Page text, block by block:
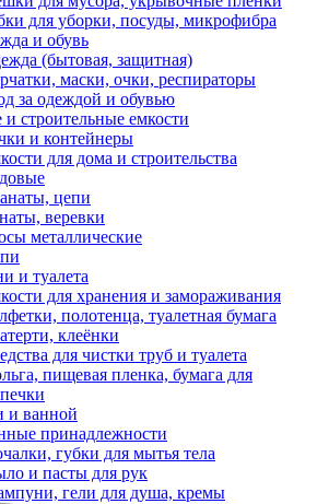
для уборки, посуды, микрофибра
и обувь
(бытовая, защитная)
маски, очки, респираторы
за одеждой и обувью
строительные емкости
и контейнеры
для дома и строительства
цепи
веревки
металлические
и туалета
для хранения и замораживания
полотенца, туалетная бумага
клеёнки
для чистки труб и туалета
пищевая пленка, бумага для
и ванной
принадлежности
губки для мытья тела
и пасты для рук
гели для душа, кремы